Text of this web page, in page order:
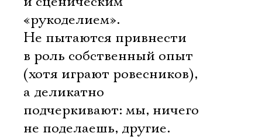
«рукоделием».
Не пытаются привнести
в роль собственный опыт
(хотя играют ровесников),
а деликатно
подчеркивают: мы, ничего
не поделаешь, другие.